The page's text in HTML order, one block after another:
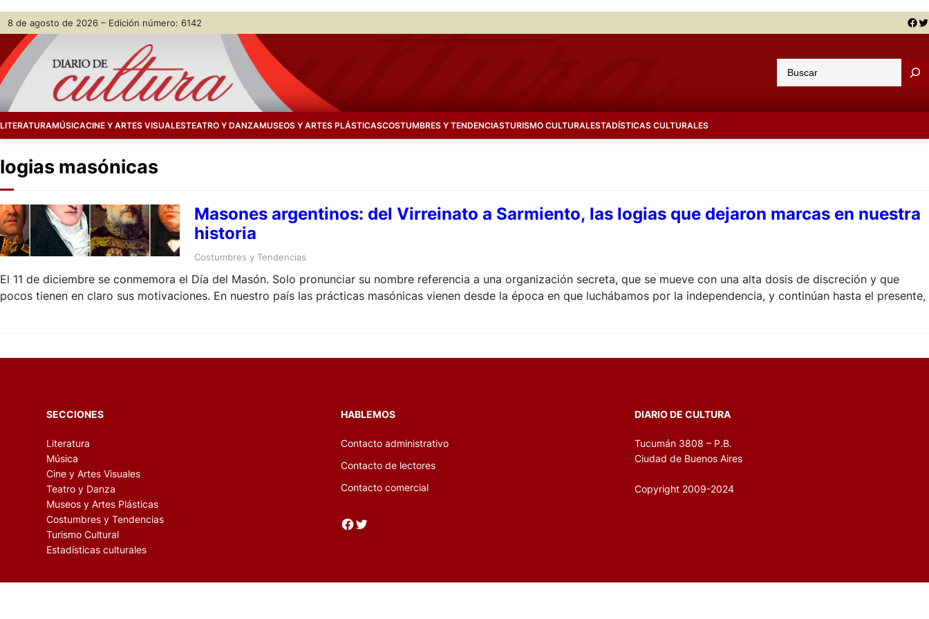
Skip
content
8 de agosto de 2026 – Edición número: 6142 Facebook Twitter
u
a
LITERATURAMÚSICACINE Y ARTES VISUALESTEATRO Y DANZAMUSEOS Y ARTES PLÁSTICASCOSTUMBRES Y TENDENCIASTURISMO CULTURALESTADÍSTICAS CULTURALES
logias masónicas
Masones argentinos: del Virreinato a Sarmiento, las logias que dejaron marcas en nuestra
historia
Costumbres y Tendencias
El 11 de diciembre se conmemora el Día del Masón. Solo pronunciar su nombre referencia a una organización secreta, que se mueve con una alta dosis de discreción y que
pocos tienen en claro sus motivaciones. En nuestro país las prácticas masónicas vienen desde la época en que luchábamos por la independencia, y continúan hasta el presente,
SECCIONES
Literatura
Música
Cine y Artes Visuales
Teatro y Danza
Museos y Artes Plásticas
Costumbres y Tendencias
Turismo Cultural
Estadísticas culturales
HABLEMOS
Contacto administrativo
Contacto de lectores
Contacto comercial
Facebook Twitter
DIARIO DE CULTURA
Tucumán 3808 – P.B.
Ciudad de Buenos Aires
Copyright 2009-2024